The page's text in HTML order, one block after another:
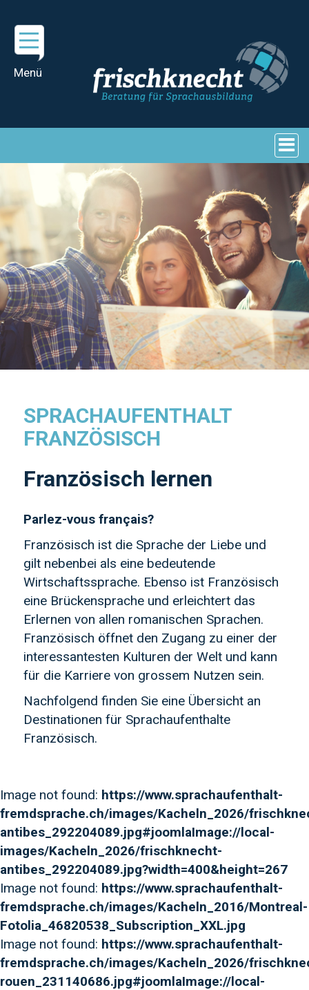
SPRACHAUFENTHALT
FRANZÖSISCH
Französisch lernen
Parlez-vous français?
Französisch ist die Sprache der Liebe und
gilt nebenbei als eine bedeutende
Wirtschaftssprache. Ebenso ist Französisch
eine Brückensprache und erleichtert das
Erlernen von allen romanischen Sprachen.
Französisch öffnet den Zugang zu einer der
interessantesten Kulturen der Welt und kann
für die Karriere von grossem Nutzen sein.
Nachfolgend finden Sie eine Übersicht an
Destinationen für Sprachaufenthalte
Französisch.
Image not found: https://www.sprachaufenthalt-
fremdsprache.ch/images/Kacheln_2026/
antibes_292204089.jpg#joomlaImage://local-
images/Kacheln_2026/frischknecht-
antibes_292204089.jpg?width=400&height=267
Image not found: https://www.sprachaufenthalt-
fremdsprache.ch/images/Kacheln_2016/Montreal-
Fotolia_46820538_Subscription_XXL.jpg
Image not found: https://www.sprachaufenthalt-
fremdsprache.ch/images/Kacheln_2026/
rouen_231140686.jpg#joomlaImage://local-